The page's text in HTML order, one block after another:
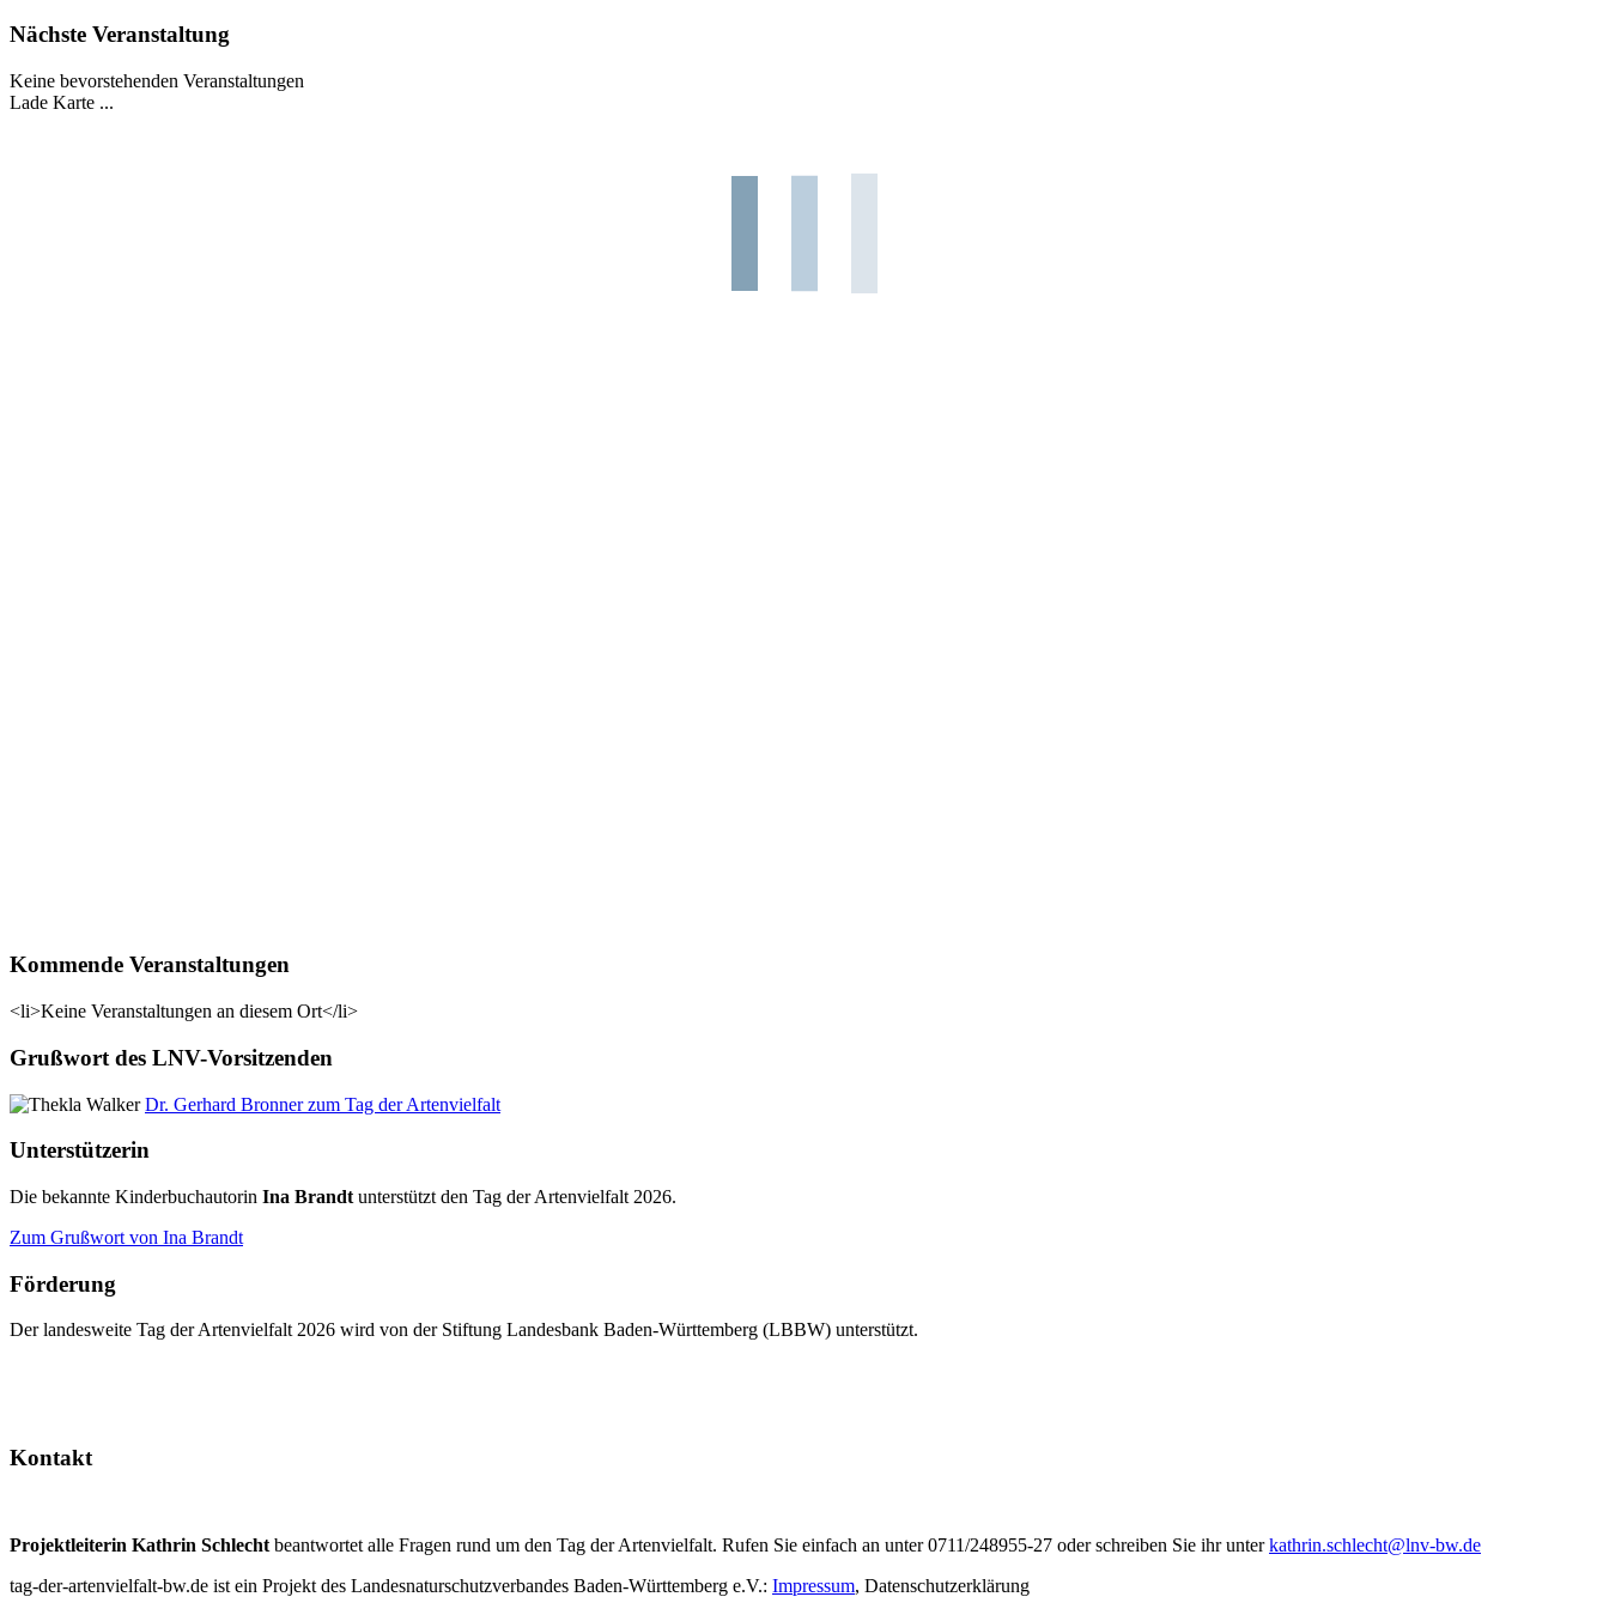
Nächste Veranstaltung
Keine bevorstehenden Veranstaltungen
Lade Karte ...
Kommende Veranstaltungen
<li>Keine Veranstaltungen an diesem Ort</li>
Grußwort des LNV-Vorsitzenden
Dr. Gerhard Bronner zum Tag der Artenvielfalt
Unterstützerin
Die bekannte Kinderbuchautorin Ina Brandt unterstützt den Tag der Artenvielfalt 2026.
Zum Grußwort von Ina Brandt
Förderung
Der landesweite Tag der Artenvielfalt 2026 wird von der Stiftung Landesbank Baden-Württemberg (LBBW) unterstützt.
Kontakt
Projektleiterin Kathrin Schlecht beantwortet alle Fragen rund um den Tag der Artenvielfalt. Rufen Sie einfach an unter 0711/248955-27 oder schreiben Sie ihr unterkathrin.schlecht@lnv-bw.de
tag-der-artenvielfalt-bw.de ist ein Projekt des Landesnaturschutzverbandes Baden-Württemberg e.V.: Impressum, Datenschutzerklärung